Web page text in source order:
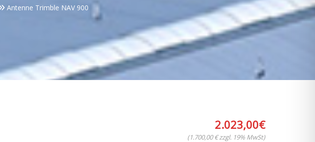
Antenne Trimble NAV 900
2.023,00€
(1.700,00 € zzgl. 19% MwSt)